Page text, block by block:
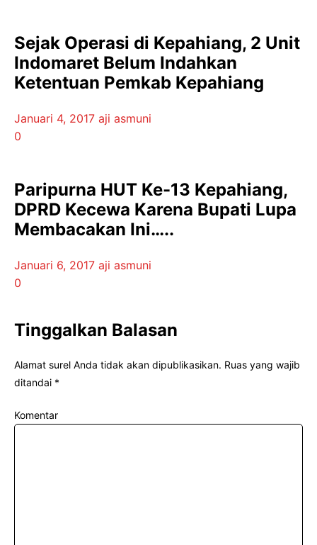
Sejak Operasi di Kepahiang, 2 Unit
Indomaret Belum Indahkan
Ketentuan Pemkab Kepahiang
Januari 4, 2017 aji asmuni
0
Paripurna HUT Ke-13 Kepahiang,
DPRD Kecewa Karena Bupati Lupa
Membacakan Ini…..
Januari 6, 2017 aji asmuni
0
Tinggalkan Balasan
Alamat surel Anda tidak akan dipublikasikan. Ruas yang wajib
ditandai *
Komentar